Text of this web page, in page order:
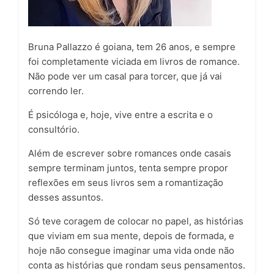
Bruna Pallazzo é goiana, tem 26 anos, e sempre
foi completamente viciada em livros de romance.
Não pode ver um casal para torcer, que já vai
correndo ler.
É psicóloga e, hoje, vive entre a escrita e o
consultório.
Além de escrever sobre romances onde casais
sempre terminam juntos, tenta sempre propor
reflexões em seus livros sem a romantização
desses assuntos.
Só teve coragem de colocar no papel, as histórias
que viviam em sua mente, depois de formada, e
hoje não consegue imaginar uma vida onde não
conta as histórias que rondam seus pensamentos.